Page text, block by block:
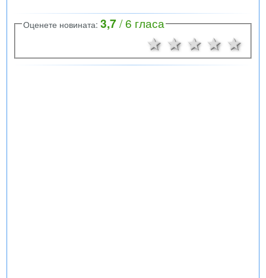
Оценете новината: 3,7/6 гласа
4
3
2 звезди
1 звезда